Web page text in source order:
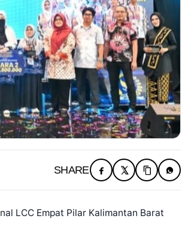
SHARE
LCC Empat Pilar Kalimantan Barat